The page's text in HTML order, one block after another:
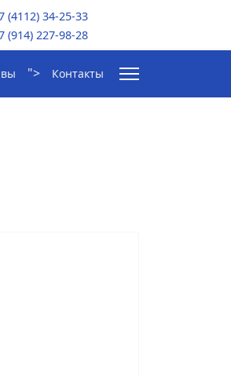
(4112) 34-25-33
(914) 227-98-28
"> Контакты